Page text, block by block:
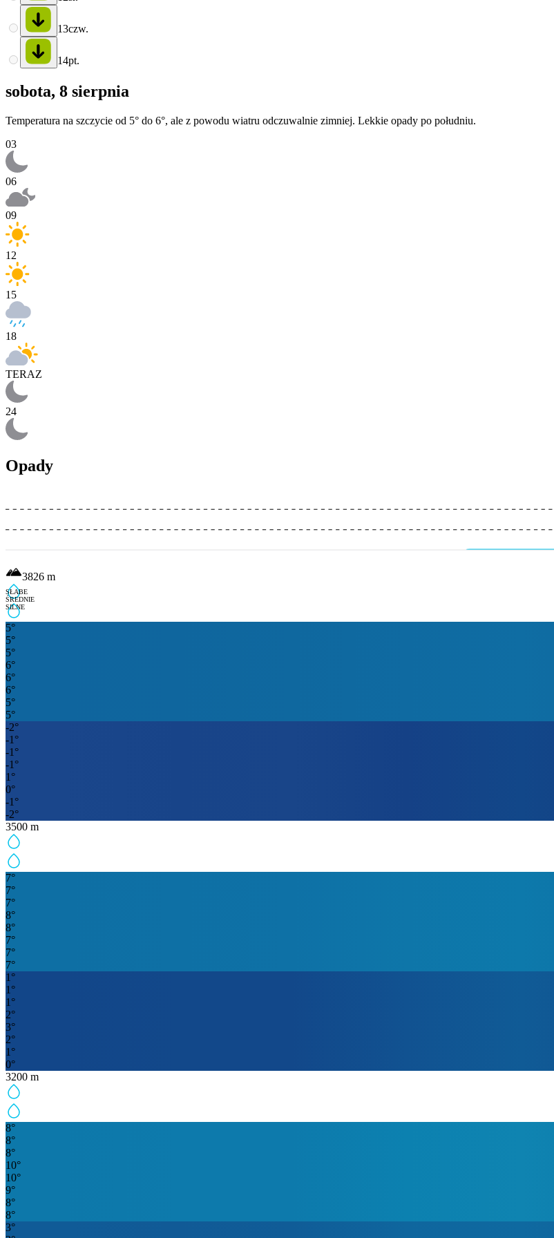
13czw.
14pt.
sobota, 8 sierpnia
Temperatura na szczycie od 5° do 6°, ale z powodu wiatru odczuwalnie zimniej. Lekkie opady po południu.
03
06
09
12
15
18
TERAZ
24
Opady
SŁABE
ŚREDNIE
SILNE
3826 m
5°
5°
5°
6°
6°
6°
5°
5°
-2°
-1 °
-1 °
-1 °
1 °
0°
-1 °
-2°
3500 m
7°
7°
7°
8°
8°
7°
7°
7°
1 °
1 °
1 °
2°
3°
2°
1 °
0°
3200 m
8°
8°
8°
10°
10°
9°
8°
8°
3°